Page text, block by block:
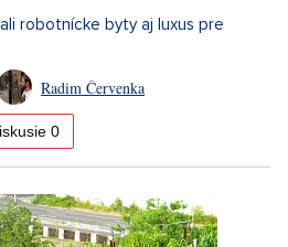
robotnícke byty aj luxus pre
Radim Červenka
0